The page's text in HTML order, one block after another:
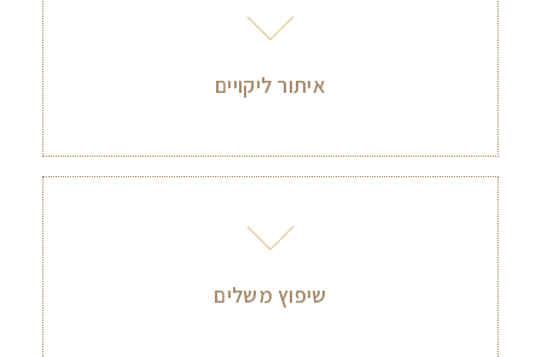
איתור ליקויים
שיפוץ משלים